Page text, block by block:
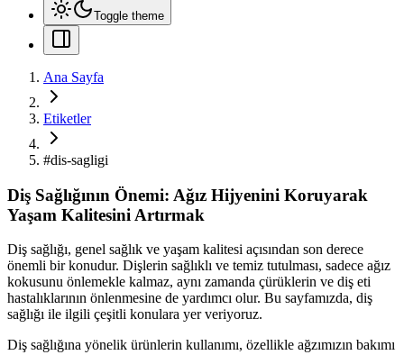
Toggle theme
Ana Sayfa
Etiketler
#dis-sagligi
Diş Sağlığının Önemi: Ağız Hijyenini Koruyarak
Yaşam Kalitesini Artırmak
Diş sağlığı, genel sağlık ve yaşam kalitesi açısından son derece
önemli bir konudur. Dişlerin sağlıklı ve temiz tutulması, sadece ağız
kokusunu önlemekle kalmaz, aynı zamanda çürüklerin ve diş eti
hastalıklarının önlenmesine de yardımcı olur. Bu sayfamızda, diş
sağlığı ile ilgili çeşitli konulara yer veriyoruz.
Diş sağlığına yönelik ürünlerin kullanımı, özellikle ağzımızın bakımı